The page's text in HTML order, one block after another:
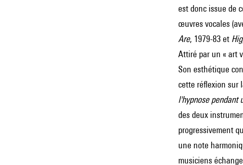
est donc issue de
œuvres vocales
Are, 1979-83 et
Attiré par un « art
Son esthétique
cette réflexion sur
l'hypnose pendant
des deux
progressivement
une note
musiciens